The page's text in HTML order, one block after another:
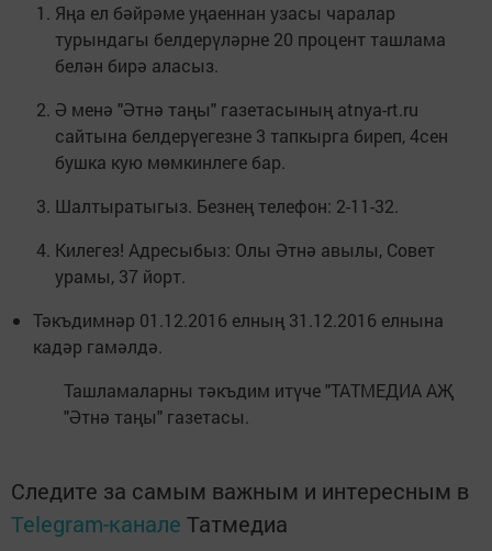
Яңа ел бәйрәме уңаеннан узасы чаралар
турындагы белдерүләрне 20 процент ташлама
белән бирә аласыз.
Ә менә "Әтнә таңы" газетасының atnya-rt.ru
сайтына белдерүегезне 3 тапкырга биреп, 4сен
бушка кую мөмкинлеге бар.
Шалтыратыгыз. Безнең телефон: 2-11-32.
Килегез! Адресыбыз: Олы Әтнә авылы, Совет
урамы, 37 йорт.
Тәкъдимнәр 01.12.2016 елның 31.12.2016 елнына
кадәр гамәлдә.
Ташламаларны тәкъдим итүче "ТАТМЕДИА АҖ
"Әтнә таңы" газетасы.
Следите за самым важным и интересным в
Telegram-канале Татмедиа